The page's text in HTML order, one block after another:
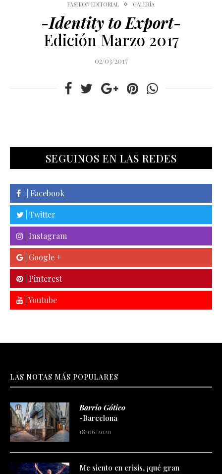
FASHION EDITORIAL GALERÍA
-Identity to Export-
Edición Marzo 2017
02/03/2017
SEGUINOS EN LAS REDES
| Facebook
| Twitter
| Instagram
| Google +
| Pinterest
| Youtube
LAS NOTAS MÁS POPULARES
Barrio Gótico
-Barcelona
18/06/2020
Me siento en crisis, ¡qué gran